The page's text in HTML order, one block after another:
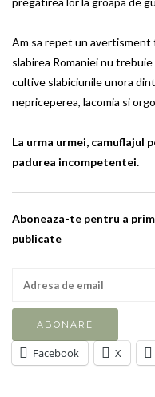
Am sa repet un avertisment
slabirea Romaniei nu
cultive slabiciunile unora
nepriceperea, lacomia si
La urma urmei,
padurea incompetentei.
Aboneaza-te pentru a
publicate
Facebook X